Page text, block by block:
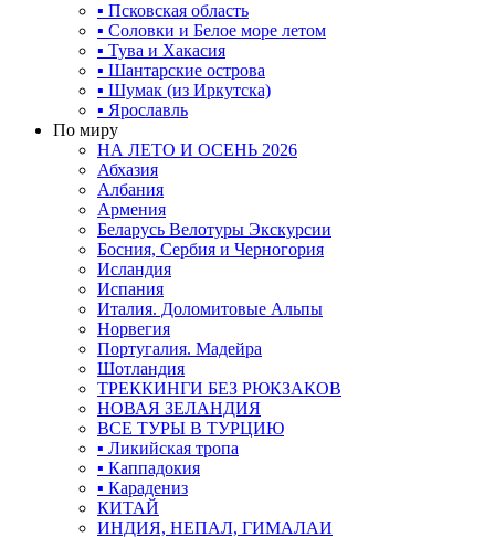
▪ Псковская область
▪ Соловки и Белое море летом
▪ Тува и Хакасия
▪ Шантарские острова
▪ Шумак (из Иркутска)
▪ Ярославль
По миру
НА ЛЕТО И ОСЕНЬ 2026
Абхазия
Албания
Армения
Беларусь Велотуры Экскурсии
Босния, Сербия и Черногория
Исландия
Испания
Италия. Доломитовые Альпы
Норвегия
Португалия. Мадейра
Шотландия
ТРЕККИНГИ БЕЗ РЮКЗАКОВ
НОВАЯ ЗЕЛАНДИЯ
ВСЕ ТУРЫ В ТУРЦИЮ
▪ Ликийская тропа
▪ Каппадокия
▪ Карадениз
КИТАЙ
ИНДИЯ, НЕПАЛ, ГИМАЛАИ